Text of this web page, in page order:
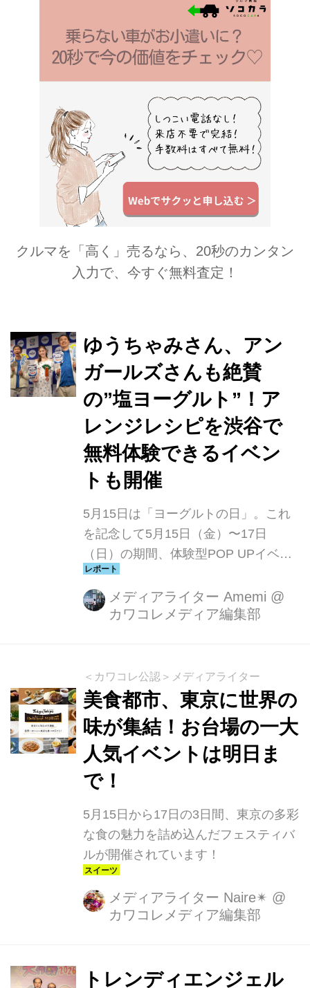
クルマを「高く」売るなら、20秒のカンタン
入力で、今すぐ無料査定！
ゆうちゃみさん、アン
ガールズさんも絶賛
の”塩ヨーグルト”！ア
レンジレシピを渋谷で
無料体験できるイベン
トも開催
5月15日は「ヨーグルトの日」。これ
を記念して5月15日（金）〜17日
（日）の期間、体験型POP UPイベン
ト「塩で広がる簡単アレンジ ひと皿で
満足できるヨーグルトへ。」を、
ZeroBase 渋谷にて開催。これに先立
をゲストに迎えたイベントも開催され
たのでレポートします。 ヨーグルトに
塩？ この期間限定イベントは明治ブル
ガリアヨーグルトを意外な組み合わせ
のレシピで楽しめるもので、当日は来
場者の味覚タイプを診断する「コレス
キ診断」をもとに、家庭にある食材で
手軽に作れる6種類の塩を使ったヨー
グルトのアレンジレシピの試食を体...
メディアライター Amemi @
カワコレメディア編集部
＜カワコレ公認＞メディアライター
美食都市、東京に世界の
味が集結！お台場の一大
人気イベントは明日ま
で！
5月15日から17日の3日間、東京の多彩
な食の魅力を詰め込んだフェスティバ
ルが開催されています！
メディアライター Naire✴︎ @
カワコレメディア編集部
トレンディエンジェル